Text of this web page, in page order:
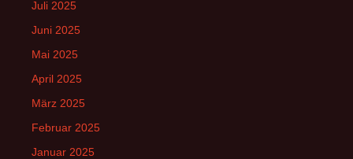
Juli 2025
Juni 2025
Mai 2025
April 2025
März 2025
Februar 2025
Januar 2025